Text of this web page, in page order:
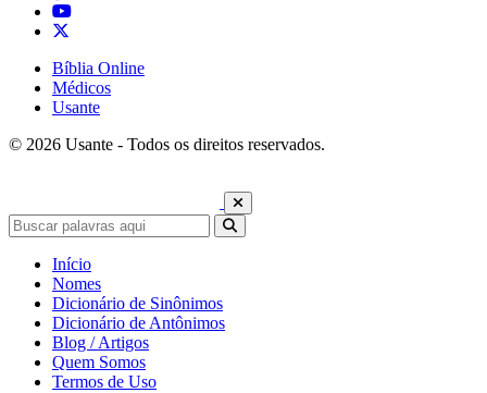
Bíblia Online
Médicos
Usante
© 2026 Usante - Todos os direitos reservados.
Início
Nomes
Dicionário de Sinônimos
Dicionário de Antônimos
Blog / Artigos
Quem Somos
Termos de Uso